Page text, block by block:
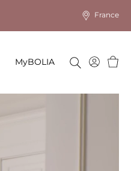
France
MyBOLIA